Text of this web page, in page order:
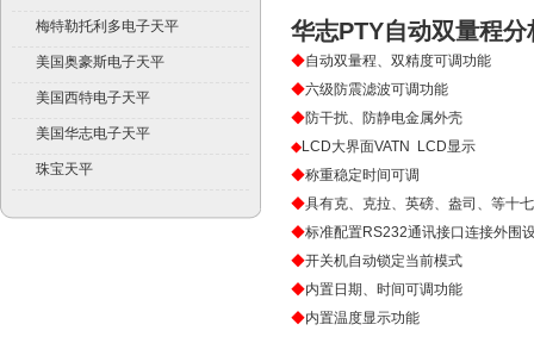
梅特勒托利多电子天平
美国奥豪斯电子天平
美国西特电子天平
美国华志电子天平
珠宝天平
华志PTY自动双量程分
◆自动双量程、双精度可调功能
◆六级防震滤波可调功能
◆防干扰、防静电金属外壳
◆LCD大界面VATN LCD显示
◆称重稳定时间可调
◆具有克、克拉、英磅、盎司、等十
◆标准配置RS232通讯接口连接外围
◆开关机自动锁定当前模式
◆内置日期、时间可调功能
◆内置温度显示功能